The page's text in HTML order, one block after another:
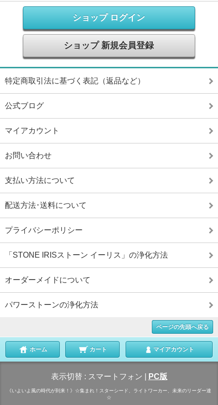
ショップ ログイン
ショップ 新規会員登録
特定商取引法に基づく表記（返品など）
公式ブログ
マイアカウント
お問い合わせ
支払い方法について
配送方法･送料について
プライバシーポリシー
「STONE IRISストーン イーリス」の浄化方法
オーダーメイドについて
パワーストーンの浄化方法
ページの先頭へ戻る
ホーム カート マイアカウント
表示切替 : スマートフォン PC版
《いよいよ風の時代が到来！》☆集まれ！スターシード、ライトワーカー、未来のリーダー達
☆